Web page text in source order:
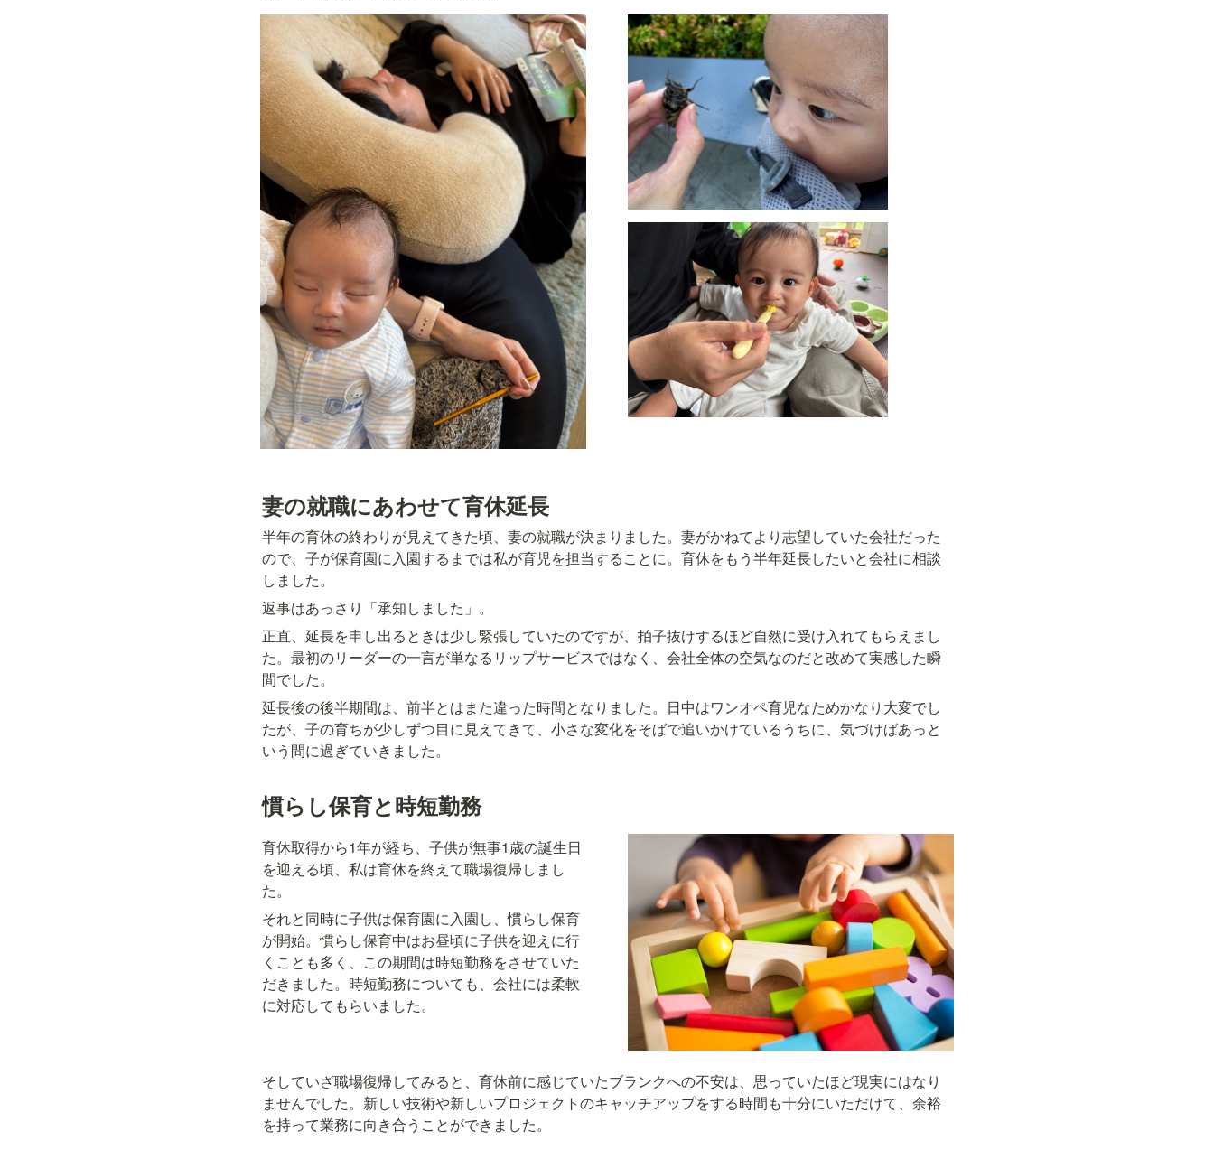
妻の就職にあわせて育休延長
半年の育休の終わりが見えてきた頃、妻の就職が決まりました。妻がかねてより志望していた会社だった
ので、子が保育園に入園するまでは私が育児を担当することに。育休をもう半年延長したいと会社に相談
しました。
返事はあっさり「承知しました」。
正直、延長を申し出るときは少し緊張していたのですが、拍子抜けするほど自然に受け入れてもらえまし
た。最初のリーダーの一言が単なるリップサービスではなく、会社全体の空気なのだと改めて実感した瞬
間でした。
延長後の後半期間は、前半とはまた違った時間となりました。日中はワンオペ育児なためかなり大変でし
たが、子の育ちが少しずつ目に見えてきて、小さな変化をそばで追いかけているうちに、気づけばあっと
いう間に過ぎていきました。
慣らし保育と時短勤務
育休取得から1年が経ち、子供が無事1歳の誕生日
を迎える頃、私は育休を終えて職場復帰しまし
た。
それと同時に子供は保育園に入園し、慣らし保育
が開始。慣らし保育中はお昼頃に子供を迎えに行
くことも多く、この期間は時短勤務をさせていた
だきました。時短勤務についても、会社には柔軟
に対応してもらいました。
そしていざ職場復帰してみると、育休前に感じていたブランクへの不安は、思っていたほど現実にはなり
ませんでした。新しい技術や新しいプロジェクトのキャッチアップをする時間も十分にいただけて、余裕
を持って業務に向き合うことができました。